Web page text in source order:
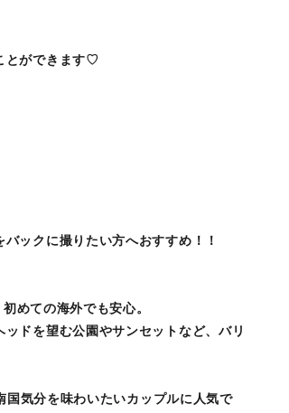
とができます♡
ックに撮りたい方へおすすめ！！
めての海外でも安心。
を望む公園やサンセットなど、バリ
気分を味わいたいカップルに人気で